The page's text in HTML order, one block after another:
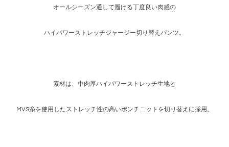
オールシーズン通して履ける丁度良い肉感の
ハイパワーストレッチジャージー切り替えパンツ。
素材は、中肉厚ハイパワーストレッチ生地と
MVS糸を使用したストレッチ性の高いポンチニットを切り替えに採用。